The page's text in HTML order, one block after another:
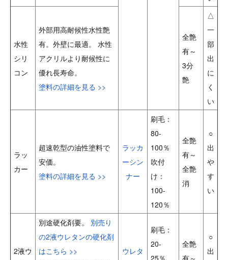
水性
シリ
コン
外部用高耐候性水性艶
有。外壁に最適。 水性
アクリルより耐候性に
優れ長寿命。
塗料の詳細を見る >>
全艶
有～
3分
艶
△
一
部
出
に
く
い
ラッ
カー
超速乾型の油性塗料で
安価。
塗料の詳細を見る >>
ラッカ
ーシン
ナー
刷毛：
80-
100％
吹付
け：
100-
120％
全艶
有～
全艶
消
○
出
や
す
い
2液ウ
別途硬化剤要。 別売り
の2液ウレタンの硬化剤
はこちら >>
ウレタ
刷毛：
20-
25％
全艶
有～
○
出